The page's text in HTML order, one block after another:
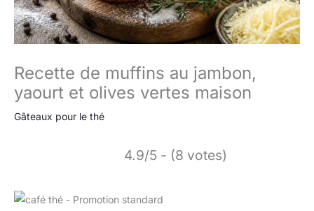
Recette de muffins au jambon,
yaourt et olives vertes maison
Gâteaux pour le thé
4.9/5 - (8 votes)